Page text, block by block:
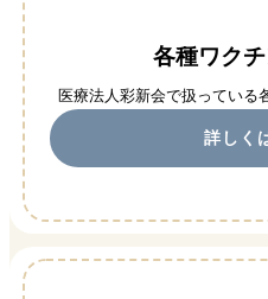
各種ワク
医療法人彩新会で扱っている
詳しく